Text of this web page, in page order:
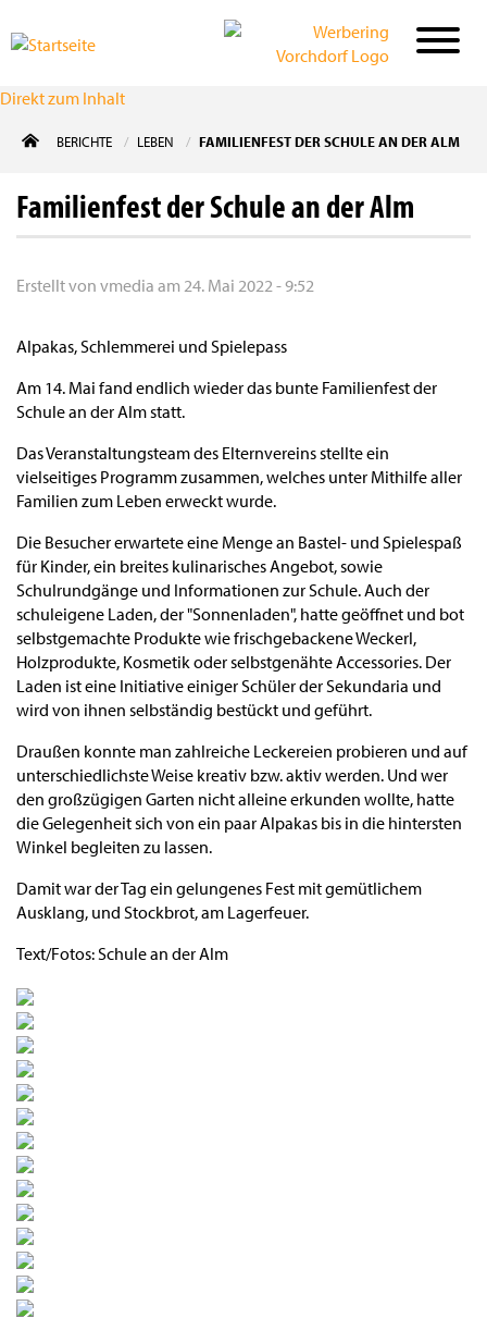
Direkt zum Inhalt
BERICHTE LEBEN FAMILIENFEST DER SCHULE AN DER ALM
Familienfest der Schule an der Alm
Erstellt von vmedia am 24. Mai 2022 - 9:52
Alpakas, Schlemmerei und Spielepass
Am 14. Mai fand endlich wieder das bunte Familienfest der
Schule an der Alm statt.
Das Veranstaltungsteam des Elternvereins stellte ein
vielseitiges Programm zusammen, welches unter Mithilfe aller
Familien zum Leben erweckt wurde.
Die Besucher erwartete eine Menge an Bastel- und Spielespaß
für Kinder, ein breites kulinarisches Angebot, sowie
Schulrundgänge und Informationen zur Schule. Auch der
schuleigene Laden, der "Sonnenladen", hatte geöffnet und bot
selbstgemachte Produkte wie frischgebackene Weckerl,
Holzprodukte, Kosmetik oder selbstgenähte Accessories. Der
Laden ist eine Initiative einiger Schüler der Sekundaria und
wird von ihnen selbständig bestückt und geführt.
Draußen konnte man zahlreiche Leckereien probieren und auf
unterschiedlichste Weise kreativ bzw. aktiv werden. Und wer
den großzügigen Garten nicht alleine erkunden wollte, hatte
die Gelegenheit sich von ein paar Alpakas bis in die hintersten
Winkel begleiten zu lassen.
Damit war der Tag ein gelungenes Fest mit gemütlichem
Ausklang, und Stockbrot, am Lagerfeuer.
Text/Fotos: Schule an der Alm